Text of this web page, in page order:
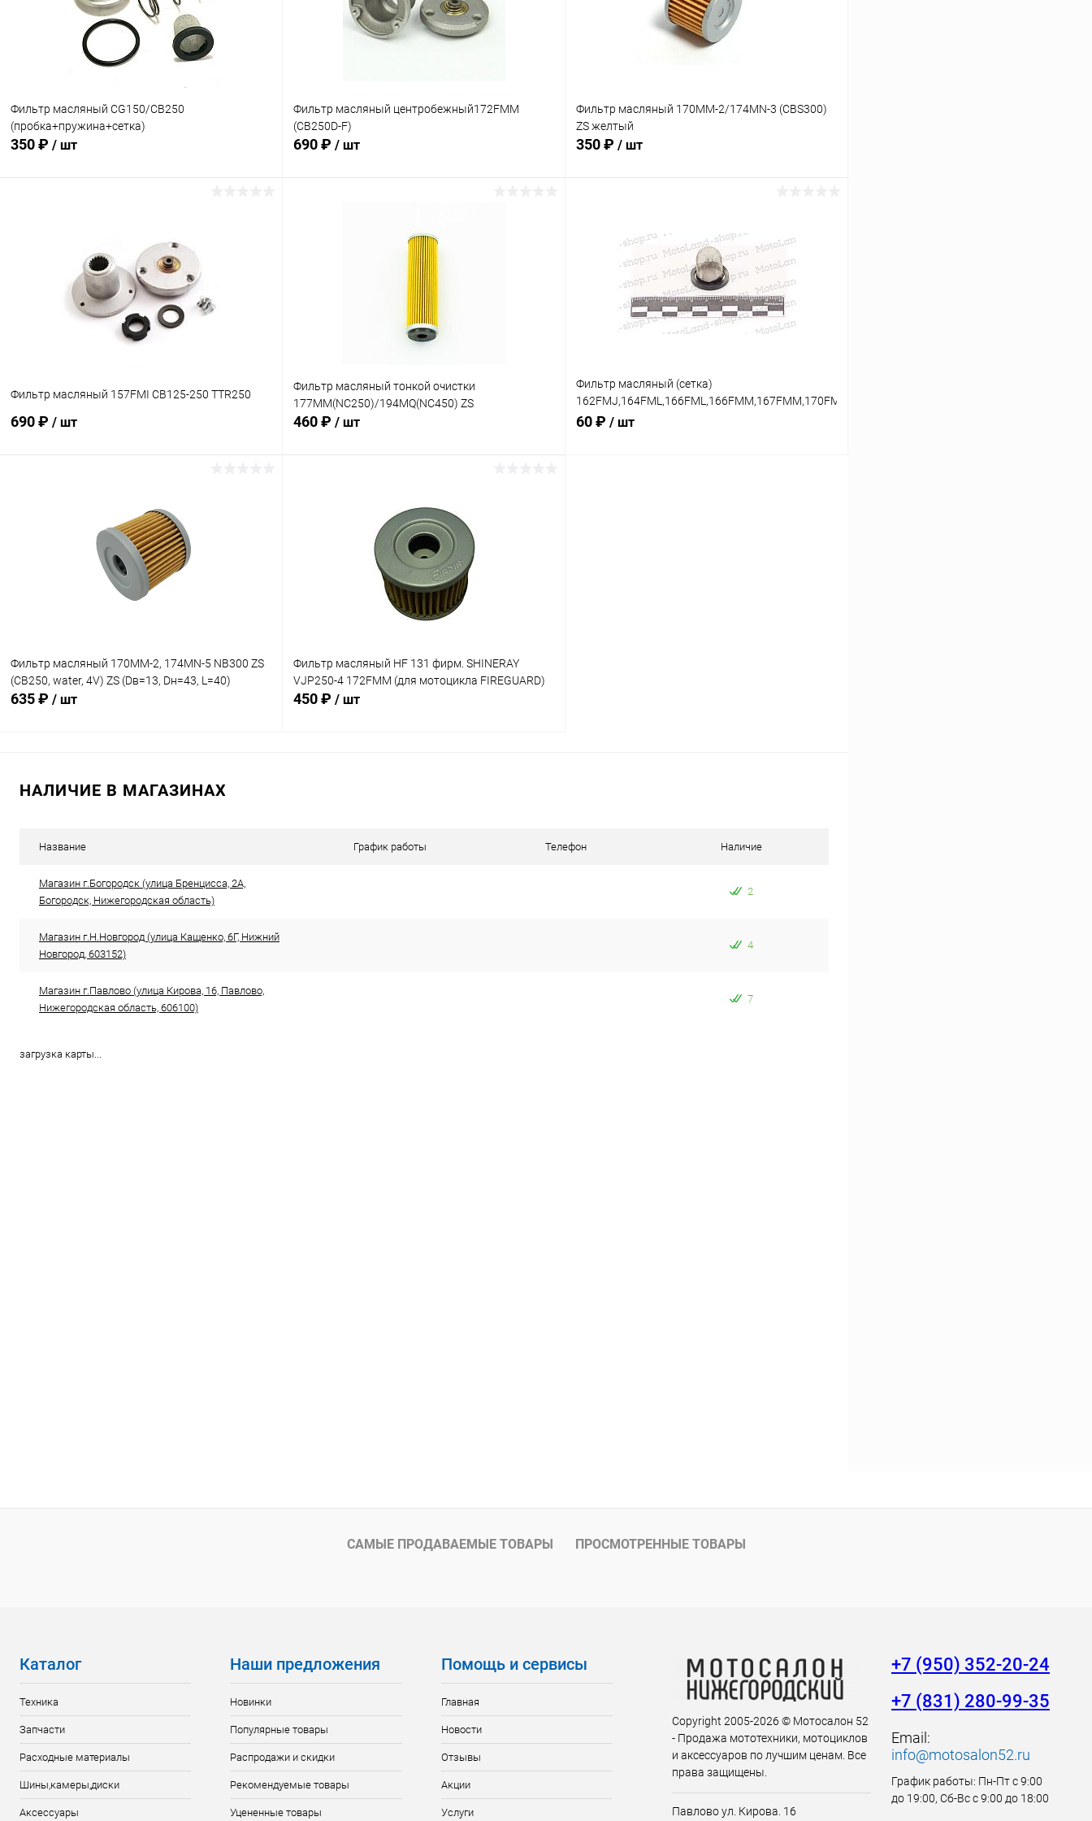
Фильтр масляный CG150/CB250
(пробка+пружина+сетка)
350 ₽ / шт
В избранное В наличии
Фильтр масляный центробежный172FMM
(CB250D-F)
690 ₽ / шт
Фильтр масляный 170MM-2/174MN-3 (CBS300)
ZS желтый
350 ₽ / шт
В избранное В наличии
Фильтр масляный 157FMI CB125-250 TTR250
690 ₽ / шт
В наличии
Фильтр масляный тонкой очистки
177MM(NC250)/194MQ(NC450) ZS
460 ₽ / шт
В наличии
Фильтр масляный (сетка)
162FMJ,164FML,166FML,166FMM,167FMM,170FMM(CGN/NT/CB
N/CBB)
60 ₽ / шт
Фильтр масляный 170MM-2, 174MN-5 NB300 ZS
(CB250, water, 4V) ZS (Dв=13, Dн=43, L=40)
635 ₽ / шт
Фильтр масляный HF 131 фирм. SHINERAY
VJP250-4 172FMM (для мотоцикла FIREGUARD)
450 ₽ / шт
НАЛИЧИЕ В МАГАЗИНАХ
Название График работы Телефон Наличие
Магазин г.Богородск (улица Бренцисса, 2А,
Богородск, Нижегородская область)
2
Магазин г.Н.Новгород (улица Кащенко, 6Г, Нижний
Новгород, 603152)
4
Магазин г.Павлово (улица Кирова, 16, Павлово,
Нижегородская область, 606100)
7
загрузка карты...
САМЫЕ ПРОДАВАЕМЫЕ ТОВАРЫ ПРОСМОТРЕННЫЕ ТОВАРЫ
Каталог
Техника
Запчасти
Расходные материалы
Шины,камеры,диски
Аксессуары
Наши предложения
Новинки
Популярные товары
Распродажи и скидки
Рекомендуемые товары
Уцененные товары
Помощь и сервисы
Главная
Новости
Отзывы
Акции
Услуги
Copyright 2005-2026 © Мотосалон 52
- Продажа мототехники, мотоциклов
и аксессуаров по лучшим ценам. Все
права защищены.
Павлово ул. Кирова. 16
+7 (950) 352-20-24
+7 (831) 280-99-35
Email:
info@motosalon52.ru
График работы: Пн-Пт с 9:00
до 19:00, Сб-Вс с 9:00 до 18:00